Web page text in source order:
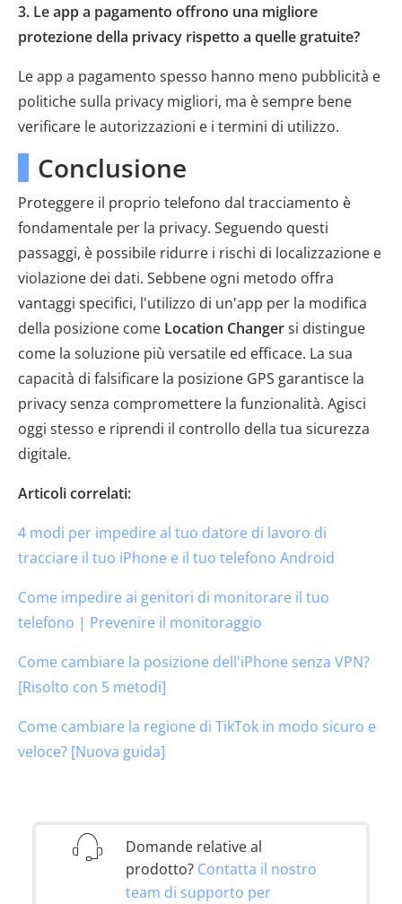
3. Le app a pagamento offrono una migliore
protezione della privacy rispetto a quelle gratuite?
Le app a pagamento spesso hanno meno pubblicità e
politiche sulla privacy migliori, ma è sempre bene
verificare le autorizzazioni e i termini di utilizzo.
Conclusione
Proteggere il proprio telefono dal tracciamento è
fondamentale per la privacy. Seguendo questi
passaggi, è possibile ridurre i rischi di localizzazione e
violazione dei dati. Sebbene ogni metodo offra
vantaggi specifici, l'utilizzo di un'app per la modifica
della posizione come Location Changersi distingue
come la soluzione più versatile ed efficace. La sua
capacità di falsificare la posizione GPS garantisce la
privacy senza compromettere la funzionalità. Agisci
oggi stesso e riprendi il controllo della tua sicurezza
digitale.
Articoli correlati:
4 modi per impedire al tuo datore di lavoro di
tracciare il tuo iPhone e il tuo telefono Android
Come impedire ai genitori di monitorare il tuo
telefono | Prevenire il monitoraggio
Come cambiare la posizione dell'iPhone senza VPN?
[Risolto con 5 metodi]
Come cambiare la regione di TikTok in modo sicuro e
veloce? [Nuova guida]
Domande relative al
prodotto? Contatta il nostro
team di supporto per